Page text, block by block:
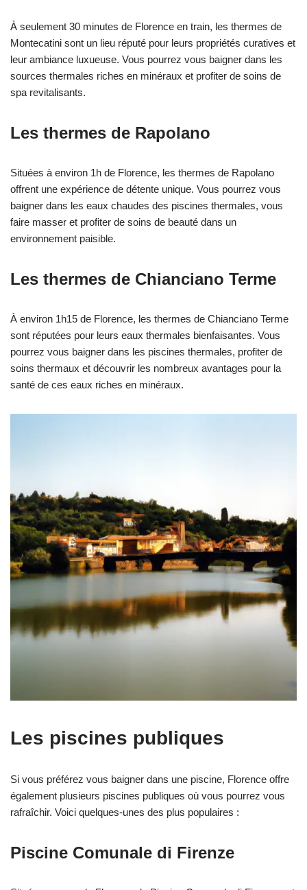
À seulement 30 minutes de Florence en train, les thermes de
Montecatini sont un lieu réputé pour leurs propriétés curatives et
leur ambiance luxueuse. Vous pourrez vous baigner dans les
sources thermales riches en minéraux et profiter de soins de
spa revitalisants.
Les thermes de Rapolano
Situées à environ 1h de Florence, les thermes de Rapolano
offrent une expérience de détente unique. Vous pourrez vous
baigner dans les eaux chaudes des piscines thermales, vous
faire masser et profiter de soins de beauté dans un
environnement paisible.
Les thermes de Chianciano Terme
À environ 1h15 de Florence, les thermes de Chianciano Terme
sont réputées pour leurs eaux thermales bienfaisantes. Vous
pourrez vous baigner dans les piscines thermales, profiter de
soins thermaux et découvrir les nombreux avantages pour la
santé de ces eaux riches en minéraux.
Les piscines publiques
Si vous préférez vous baigner dans une piscine, Florence offre
également plusieurs piscines publiques où vous pourrez vous
rafraîchir. Voici quelques-unes des plus populaires :
Piscine Comunale di Firenze